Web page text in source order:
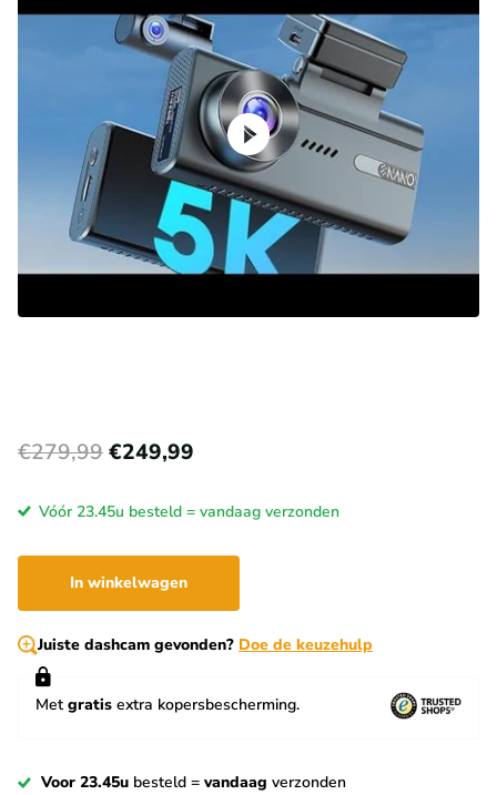
€279,99€249,99
Vóór 23.45u besteld = vandaag verzonden
In winkelwagen
Juiste dashcam gevonden? Doe de keuzehulp
Met gratis extra kopersbescherming.
Voor 23.45u besteld = vandaag verzonden